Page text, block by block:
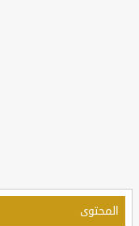
المحتوى